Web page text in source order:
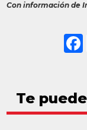
Con información de
Te